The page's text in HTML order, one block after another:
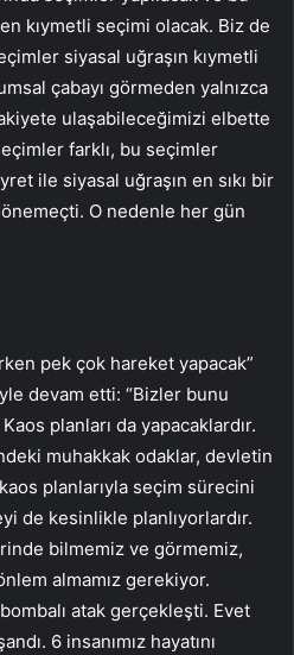
kıymetli seçimi olacak. Biz de
siyasal uğraşın kıymetli
çabayı görmeden yalnızca
ulaşabileceğimizi elbette
farklı, bu seçimler
ile siyasal uğraşın en sıkı bir
O nedenle her gün
pek çok hareket yapacak”
devam etti: “Bizler bunu
planları da yapacaklardır.
muhakkak odaklar, devletin
planlarıyla seçim sürecini
de kesinlikle planlıyorlardır.
bilmemiz ve görmemiz,
almamız gerekiyor.
atak gerçekleşti. Evet
6 insanımız hayatını